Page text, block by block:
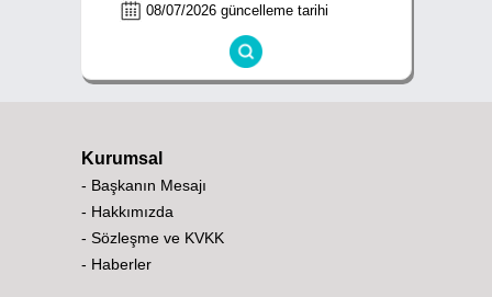
08/07/2026 güncelleme tarihi
Kurumsal
- Başkanın Mesajı
- Hakkımızda
- Sözleşme ve KVKK
- Haberler